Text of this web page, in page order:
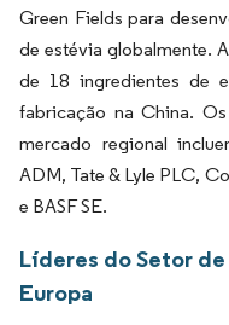
Green Fields para
de estévia globalmente.
de 18 ingredientes de
fabricação na China.
mercado regional
ADM, Tate & Lyle PLC,
e BASF SE.
Líderes do Setor
Europa